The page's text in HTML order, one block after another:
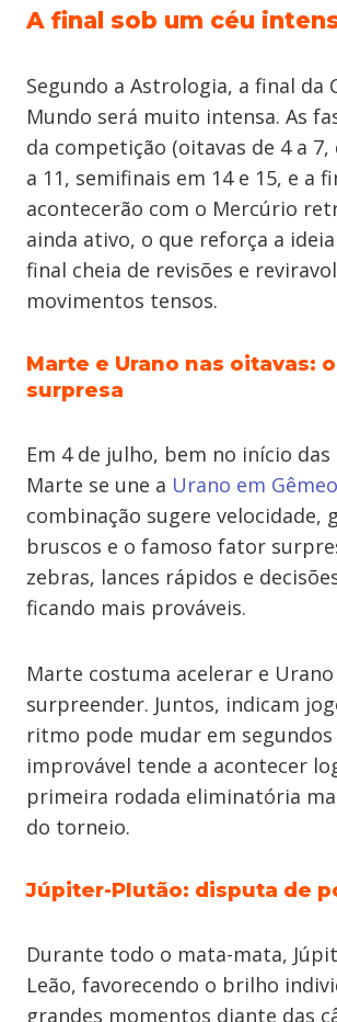
A final sob um céu
Segundo a Astrologia, a final da
Mundo será muito intensa. As
da competição (oitavas de 4 a
a 11, semifinais em 14 e 15, e a
acontecerão com o Mercúrio
ainda ativo, o que reforça a
final cheia de revisões e
movimentos tensos.
Marte e Urano nas oitavas:
surpresa
Em 4 de julho, bem no início das
Marte se une a Urano em
combinação sugere velocidade,
bruscos e o famoso fator
zebras, lances rápidos e
ficando mais prováveis.
Marte costuma acelerar e
surpreender. Juntos, indicam
ritmo pode mudar em segundos
improvável tende a acontecer
primeira rodada eliminatória
do torneio.
Júpiter-Plutão: disputa de
Durante todo o mata-mata,
Leão, favorecendo o brilho
grandes momentos diante das